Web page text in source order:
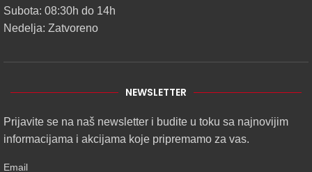
Subota: 08:30h do 14h
Nedelja: Zatvoreno
NEWSLETTER
Prijavite se na naš newsletter i budite u toku sa najnovijim
informacijama i akcijama koje pripremamo za vas.
Email